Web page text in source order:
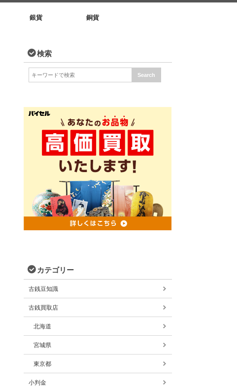
銀貨 銅貨
検索
カテゴリー
古銭豆知識
古銭買取店
北海道
宮城県
東京都
小判金